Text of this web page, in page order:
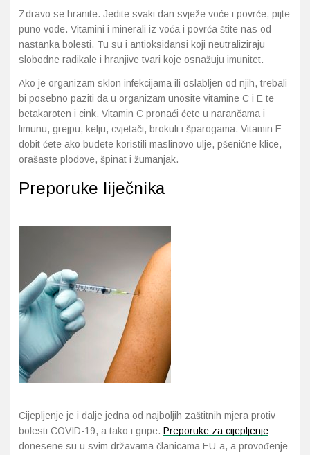
Zdravo se hranite. Jedite svaki dan svježe voće i povrće, pijte
puno vode. Vitamini i minerali iz voća i povrća štite nas od
nastanka bolesti. Tu su i antioksidansi koji neutraliziraju
slobodne radikale i hranjive tvari koje osnažuju imunitet.
Ako je organizam sklon infekcijama ili oslabljen od njih, trebali
bi posebno paziti da u organizam unosite vitamine C i E te
betakaroten i cink. Vitamin C pronaći ćete u narančama i
limunu, grejpu, kelju, cvjetači, brokuli i šparogama. Vitamin E
dobit ćete ako budete koristili maslinovo ulje, pšenične klice,
orašaste plodove, špinat i žumanjak.
Preporuke liječnika
Cijepljenje je i dalje jedna od najboljih zaštitnih mjera protiv
bolesti COVID-19, a tako i gripe. Preporuke za cijepljenje
donesene su u svim državama članicama EU-a, a provođenje